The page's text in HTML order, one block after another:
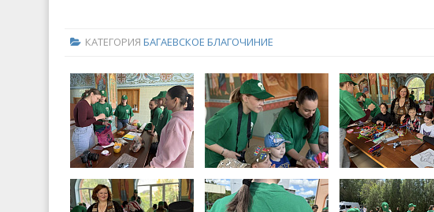
КАТЕГОРИЯ БАГАЕВСКОЕ БЛАГОЧИНИЕ